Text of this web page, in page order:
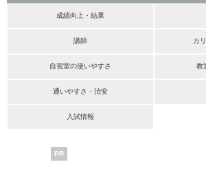
成績向上・結果
講師 カ
自習室の使いやすさ 教
通いやすさ・治安
入試情報
PR